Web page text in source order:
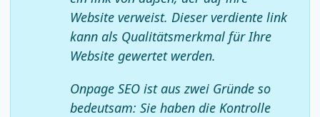
Website verweist. Dieser verdiente link
kann als Qualitätsmerkmal für Ihre
Website gewertet werden.
Onpage SEO ist aus zwei Gründe so
bedeutsam: Sie haben die Kontrolle